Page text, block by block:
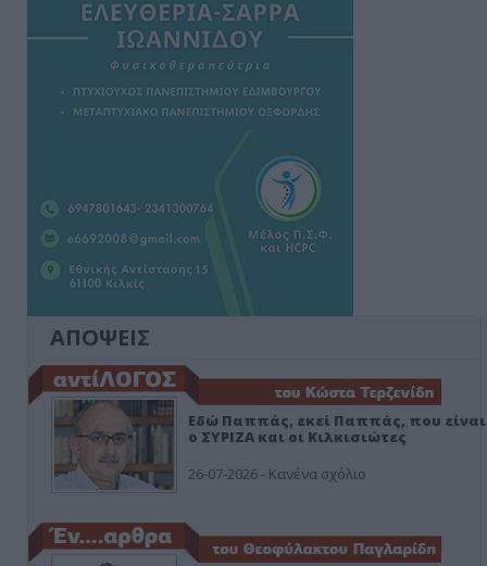
ΑΠΟΨΕΙΣ
Εδώ Παππάς, εκεί Παππάς, που είναι
ο ΣΥΡΙΖΑ και οι Κιλκισιώτες
26-07-2026 - Κανένα σχόλιο